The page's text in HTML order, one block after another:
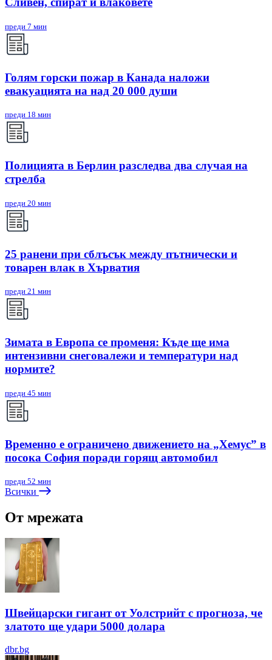
преди 7 мин
Голям горски пожар в Канада наложи
евакуацията на над 20 000 души
преди 18 мин
Полицията в Берлин разследва два случая на
стрелба
преди 20 мин
25 ранени при сблъсък между пътнически и
товарен влак в Хърватия
преди 21 мин
Зимата в Европа се променя: Къде ще има
интензивни снеговалежи и температури над
нормите?
преди 45 мин
Временно е ограничено движението на „Хемус” в
посока София поради горящ автомобил
преди 52 мин
Всички
От мрежата
Швейцарски гигант от Уолстрийт с прогноза, че
златото ще удари 5000 долара
dbr.bg